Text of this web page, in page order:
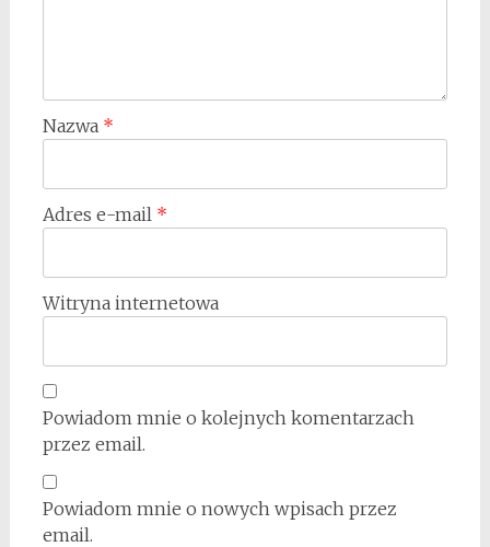
Nazwa *
Adres e-mail *
Witryna internetowa
Powiadom mnie o kolejnych komentarzach
przez email.
Powiadom mnie o nowych wpisach przez
email.